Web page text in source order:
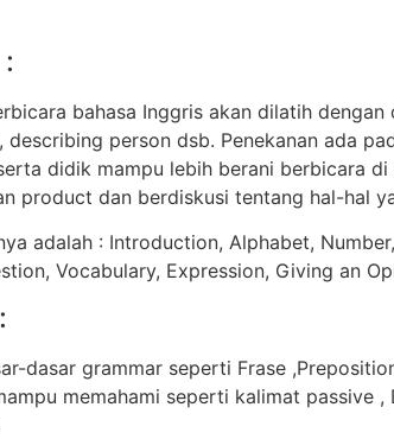
bahasa Inggris akan dilatih
describing person dsb. Penekanan ada
didik mampu lebih berani berbicara
product dan berdiskusi tentang hal-hal
adalah : Introduction, Alphabet,
Vocabulary, Expression, Giving an
dasar grammar seperti Frase
memahami seperti kalimat passive